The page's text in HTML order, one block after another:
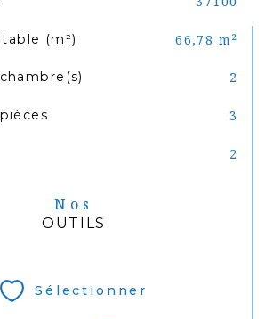
(m²) 66,78 m²
2
3
2
Nos
OUTILS
Sélectionner